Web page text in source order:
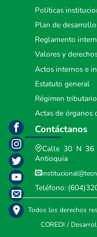
Políticas
Plan de desarrollo
Reglamento
Valores y
Actos internos e
Estatuto general
Régimen
Actas de órganos
Contáctanos
Calle 30 N
Antioquia
Teléfono:
Todos los derechos
COREDI /